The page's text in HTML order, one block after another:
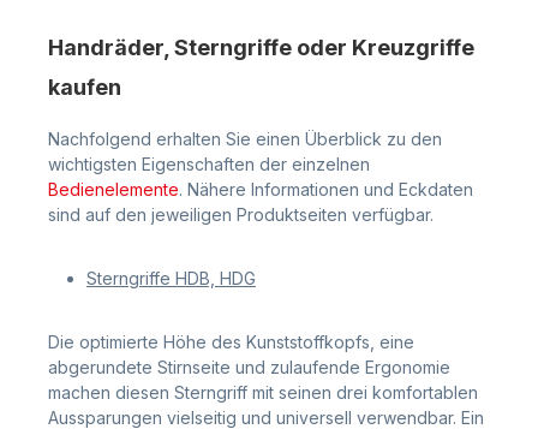
Handräder, Sterngriffe oder Kreuzgriffe
kaufen
Nachfolgend erhalten Sie einen Überblick zu den
wichtigsten Eigenschaften der einzelnen
Bedienelemente. Nähere Informationen und Eckdaten
sind auf den jeweiligen Produktseiten verfügbar.
Sterngriffe HDB, HDG
Die optimierte Höhe des Kunststoffkopfs, eine
abgerundete Stirnseite und zulaufende Ergonomie
machen diesen Sterngriff mit seinen drei komfortablen
Aussparungen vielseitig und universell verwendbar. Ein